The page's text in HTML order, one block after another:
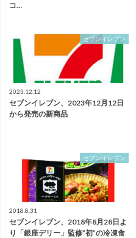
コ…
セブンイレブン
2023.12.12
セブンイレブン、2023年12月12日
から発売の新商品
セブンイレブン
2018.8.31
セブンイレブン、2018年8月28日よ
り「銀座デリー」監修”初”の冷凍食